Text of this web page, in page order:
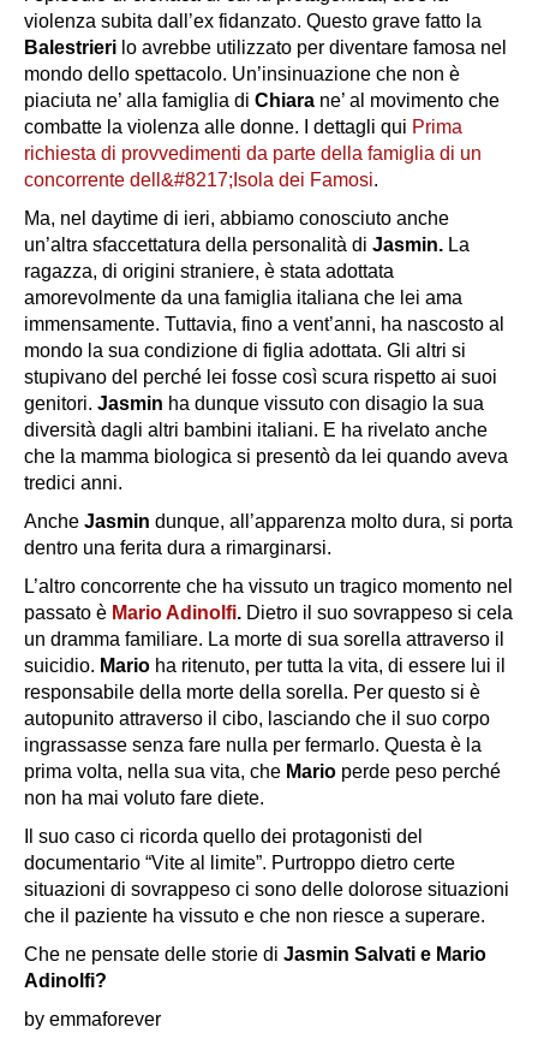
violenza subita dall’ex fidanzato. Questo grave fatto la
Balestrieri lo avrebbe utilizzato per diventare famosa nel
mondo dello spettacolo. Un’insinuazione che non è
piaciuta ne’ alla famiglia di Chiara ne’ al movimento che
combatte la violenza alle donne. I dettagli qui Prima
richiesta di provvedimenti da parte della famiglia di un
concorrente dell&#8217;Isola dei Famosi.
Ma, nel daytime di ieri, abbiamo conosciuto anche
un’altra sfaccettatura della personalità di Jasmin. La
ragazza, di origini straniere, è stata adottata
amorevolmente da una famiglia italiana che lei ama
immensamente. Tuttavia, fino a vent’anni, ha nascosto al
mondo la sua condizione di figlia adottata. Gli altri si
stupivano del perché lei fosse così scura rispetto ai suoi
genitori. Jasmin ha dunque vissuto con disagio la sua
diversità dagli altri bambini italiani. E ha rivelato anche
che la mamma biologica si presentò da lei quando aveva
tredici anni.
Anche Jasmin dunque, all’apparenza molto dura, si porta
dentro una ferita dura a rimarginarsi.
L’altro concorrente che ha vissuto un tragico momento nel
passato è Mario Adinolfi. Dietro il suo sovrappeso si cela
un dramma familiare. La morte di sua sorella attraverso il
suicidio. Mario ha ritenuto, per tutta la vita, di essere lui il
responsabile della morte della sorella. Per questo si è
autopunito attraverso il cibo, lasciando che il suo corpo
ingrassasse senza fare nulla per fermarlo. Questa è la
prima volta, nella sua vita, che Mario perde peso perché
non ha mai voluto fare diete.
Il suo caso ci ricorda quello dei protagonisti del
documentario “Vite al limite”. Purtroppo dietro certe
situazioni di sovrappeso ci sono delle dolorose situazioni
che il paziente ha vissuto e che non riesce a superare.
Che ne pensate delle storie di Jasmin Salvati e Mario
Adinolfi?
by emmaforever